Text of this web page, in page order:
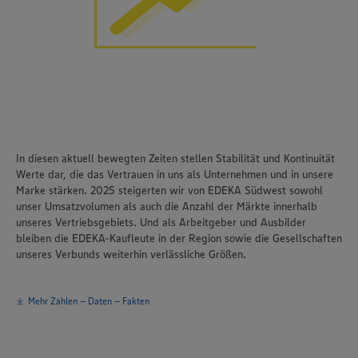
In diesen aktuell bewegten Zeiten stellen Stabilität und Kontinuität
Werte dar, die das Vertrauen in uns als Unternehmen und in unsere
Marke stärken. 2025 steigerten wir von EDEKA Südwest sowohl
unser Umsatzvolumen als auch die Anzahl der Märkte innerhalb
unseres Vertriebsgebiets. Und als Arbeitgeber und Ausbilder
bleiben die EDEKA-Kaufleute in der Region sowie die Gesellschaften
unseres Verbunds weiterhin verlässliche Größen.
Mehr Zahlen – Daten – Fakten